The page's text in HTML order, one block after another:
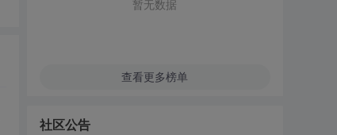
暂无数据
查看更多榜单
社区公告